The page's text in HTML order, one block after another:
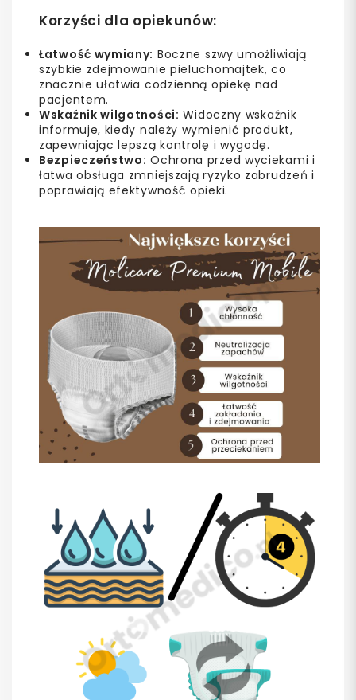
Korzyści dla opiekunów:
Łatwość wymiany: Boczne szwy umożliwiają
szybkie zdejmowanie pieluchomajtek, co
znacznie ułatwia codzienną opiekę nad
pacjentem.
Wskaźnik wilgotności: Widoczny wskaźnik
informuje, kiedy należy wymienić produkt,
zapewniając lepszą kontrolę i wygodę.
Bezpieczeństwo: Ochrona przed wyciekami i
łatwa obsługa zmniejszają ryzyko zabrudzeń i
poprawiają efektywność opieki.